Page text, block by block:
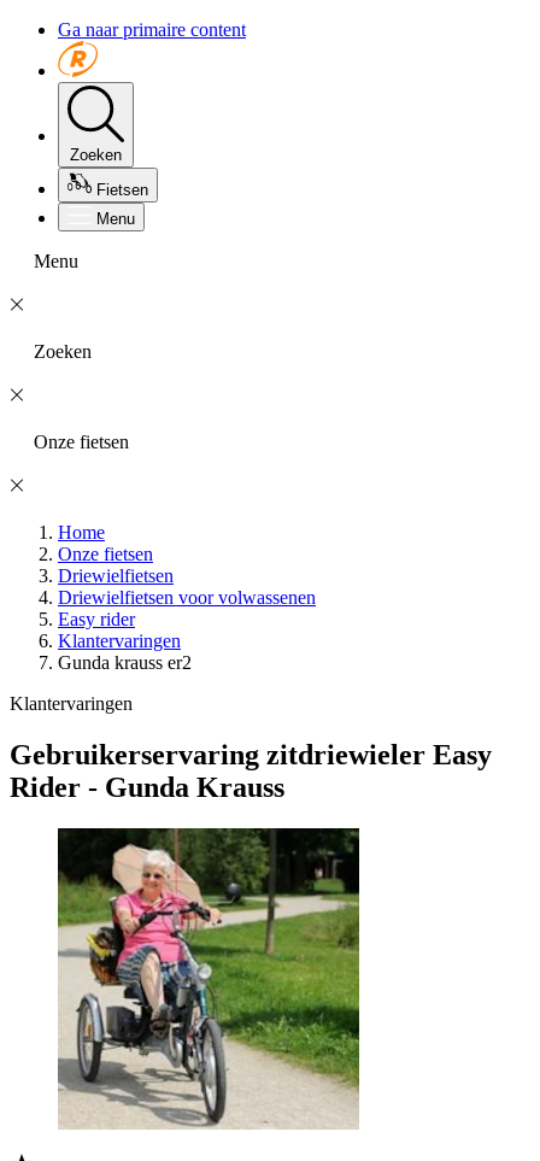
Ga naar primaire content
Zoeken
Fietsen
Menu
Menu
Zoeken
Onze fietsen
Home
Onze fietsen
Driewielfietsen
Driewielfietsen voor volwassenen
Easy rider
Klantervaringen
Gunda krauss er2
Klantervaringen
Gebruikerservaring zitdriewieler Easy
Rider - Gunda Krauss